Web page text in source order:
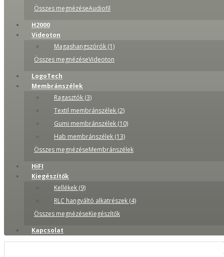
Összes megnézéseAudiofil
H2000
Videoton
Magashangszórók (1)
Összes megnézéseVideoton
LogoTech
Membránszélek
Ragasztók (3)
Textil membránszélek (2)
Gumi membránszélek (10)
Hab membránszélek (13)
Összes megnézéseMembránszélek
HiFI
Kiegészítők
Kellékek (9)
RLC hangváltó alkatrészek (4)
Összes megnézéseKiegészítők
Kapcsolat